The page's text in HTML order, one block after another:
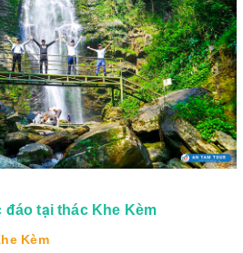
đáo tại thác Khe Kèm
Kèm